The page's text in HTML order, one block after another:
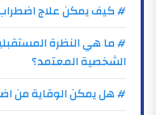
# كيف يمكن علاج
# ما هي النظرة
الشخصية المعتمد؟
# هل يمكن الوقاية من